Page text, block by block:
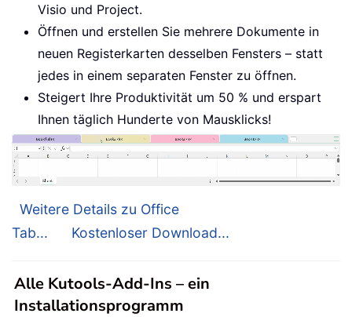
Visio und Project.
Öffnen und erstellen Sie mehrere Dokumente in
neuen Registerkarten desselben Fensters – statt
jedes in einem separaten Fenster zu öffnen.
Steigert Ihre Produktivität um 50 % und erspart
Ihnen täglich Hunderte von Mausklicks!
Weitere Details zu Office
Tab...
Kostenloser Download...
Alle Kutools-Add-Ins – ein
Installationsprogramm